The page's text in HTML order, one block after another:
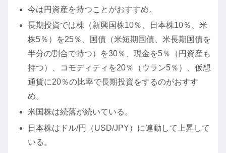
今は円資産を持つことがおすすめ。
長期投資では株（新興国株10％、日本株10％、米
株5％）を25％、国債（米短期国債、米長期国債を
半分の割合で持つ）を30％、現金を5％（円資産も
持つ）、コモディティを20％（ウラン5％）、仮想
通貨に20％の比率で長期投資をするのがおすす
め。
米国株は続落が続いている。
日本株はドル/円（USD/JPY）に連動して上昇して
いる。